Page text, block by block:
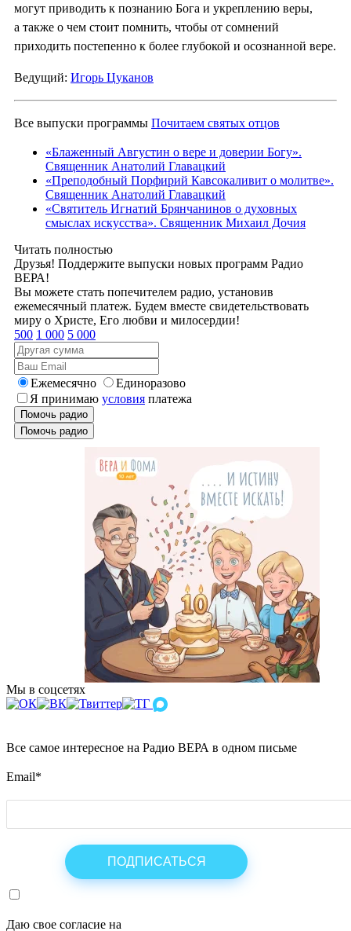
могут приводить к познанию Бога и укреплению веры,
а также о чем стоит помнить, чтобы от сомнений
приходить постепенно к более глубокой и осознанной вере.
Ведущий: Игорь Цуканов
Все выпуски программы Почитаем святых отцов
«Блаженный Августин о вере и доверии Богу».
Священник Анатолий Главацкий
«Преподобный Порфирий Кавсокаливит о молитве».
Священник Анатолий Главацкий
«Святитель Игнатий Брянчанинов о духовных
смыслах искусства». Священник Михаил Дочия
Читать полностью
Друзья! Поддержите выпуски новых программ Радио
ВЕРА!
Вы можете стать попечителем радио, установив
ежемесячный платеж. Будем вместе свидетельствовать
миру о Христе, Его любви и милосердии!
500 1 000 5 000
Ежемесячно
Единоразово
Я принимаю условия платежа
Помочь радио
Помочь радио
Мы в соцсетях
Все самое интересное на Радио ВЕРА в одном письме
Email*
Даю свое согласие на